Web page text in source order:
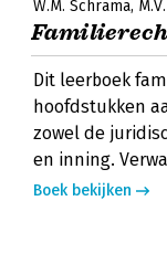
W.M. Schrama
Dit leerboek
hoofdstukken
zowel de
en inning.
Boek bekijken